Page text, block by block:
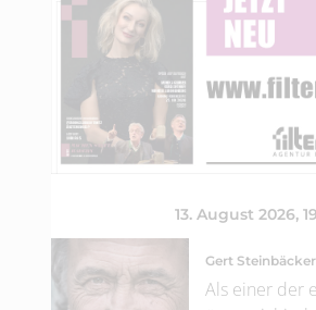
13. August 2026,
Gert Steinbäcker
Als einer der